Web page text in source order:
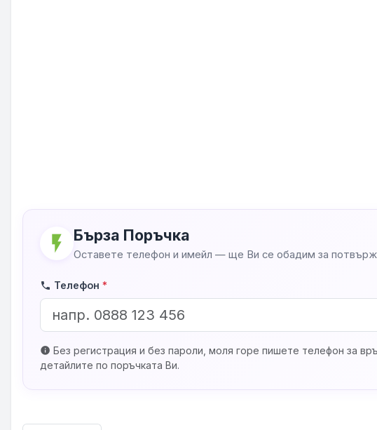
flash_on Бърза Поръчка
Оставете телефон и имейл — ще Ви се обадим за
phone Телефон *
info Без регистрация и без пароли, моля горе пишете телефон за
детайлите по поръчката Ви.